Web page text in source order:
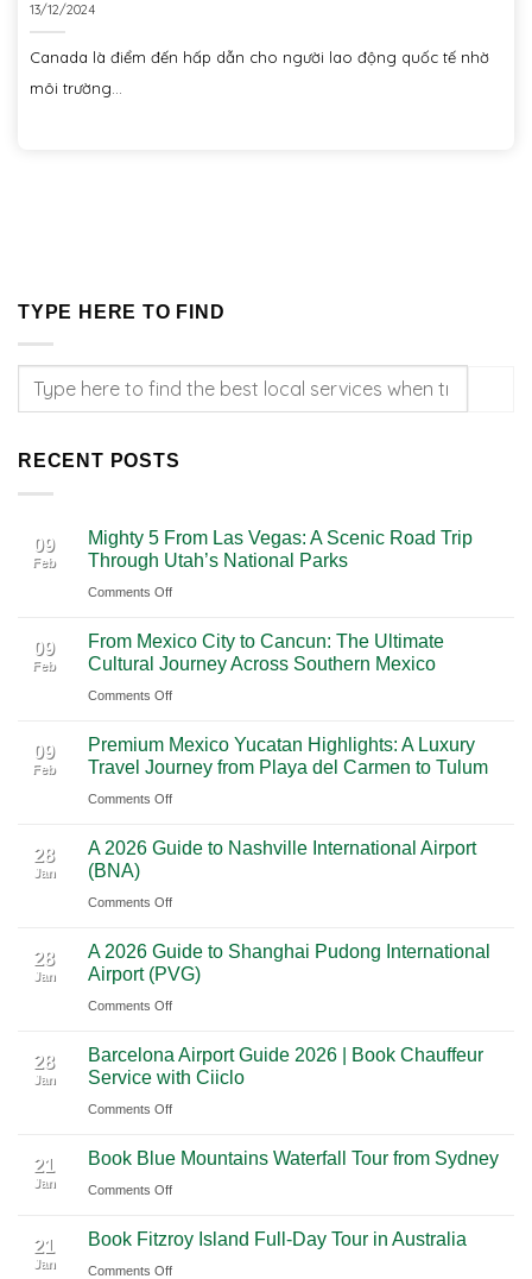
13/12/2024
Canada là điểm đến hấp dẫn cho người lao động quốc tế nhờ
môi trường...
TYPE HERE TO FIND
RECENT POSTS
09
Feb
Mighty 5 From Las Vegas: A Scenic Road Trip
Through Utah’s National Parks
Comments Offon
5
From
Las
A
Scenic
Road
Through
National
09
Feb
From Mexico City to Cancun: The Ultimate
Cultural Journey Across Southern Mexico
Comments Offon
Mexico
City
to
The
Cultural
Across
Southern
Mexico
09
Feb
Premium Mexico Yucatan Highlights: A Luxury
Travel Journey from Playa del Carmen to Tulum
Comments Offon
Mexico
Highlights:
Luxury
Travel
Journey
Playa
del
Carmen
Tulum
28
Jan
A 2026 Guide to Nashville International Airport
(BNA)
Comments Offon
2026
Guide
to
International
Airport
(BNA)
28
Jan
A 2026 Guide to Shanghai Pudong International
Airport (PVG)
Comments Offon
2026
Guide
to
Pudong
International
(PVG)
28
Jan
Barcelona Airport Guide 2026 | Book Chauffeur
Service with Ciiclo
Comments Offon
Airport
Guide
|
Book
21
Jan
Book Blue Mountains Waterfall Tour from Sydney
Comments Offon
Blue
Mountains
21
Jan
Book Fitzroy Island Full-Day Tour in Australia
Comments Offon